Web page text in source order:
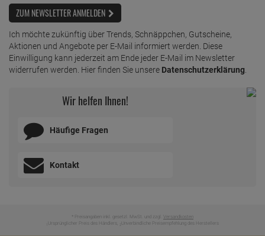
ZUM NEWSLETTER ANMELDEN
Ich möchte zukünftig über Trends, Schnäppchen, Gutscheine,
Aktionen und Angebote per E-Mail informiert werden. Diese
Einwilligung kann jederzeit am Ende jeder E-Mail im Newsletter
widerrufen werden. Hier finden Sie unsere Datenschutzerklärung.
Wir helfen Ihnen!
Häufige Fragen
Kontakt
* Preisangaben inkl. gesetzl. MwSt. und zzgl. Versandkosten
Ursprünglicher Preis des Händlers, Unverbindliche Preisempfehlung des Herstellers